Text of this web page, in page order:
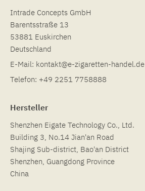
Intrade Concepts GmbH
Barentsstraße 13
53881 Euskirchen
Deutschland
E-Mail: kontakt@e-zigaretten-handel.de
Telefon: +49 2251 7758888
Hersteller
Shenzhen Eigate Technology Co., Ltd.
Building 3, No.14 Jian'an Road
Shajing Sub-district, Bao'an District
Shenzhen, Guangdong Province
China